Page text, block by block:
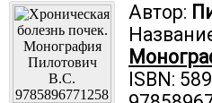
Автор:
ISBN: